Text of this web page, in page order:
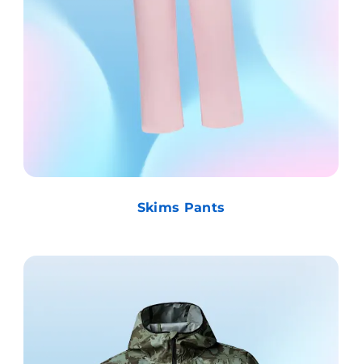
Skims Pants